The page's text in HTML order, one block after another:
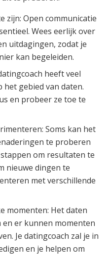
zijn: Open communicatie
Wees eerlijk over
uitdagingen, zodat je
kan begeleiden.
heeft veel
gebied van daten.
en probeer ze toe te
Soms kan het
te proberen
om resultaten te
nieuwe dingen te
met verschillende
momenten: Het daten
er kunnen momenten
Je datingcoach zal je in
en je helpen om